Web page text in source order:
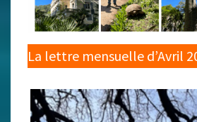
La lettre mensuelle d’Avril